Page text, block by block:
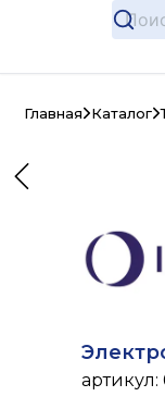
Главная Каталог
артикул: